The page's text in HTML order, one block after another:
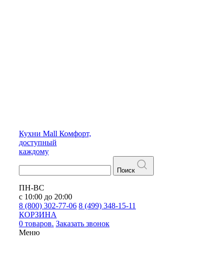
Кухни Mall Комфорт,
доступный
каждому
Поиск
ПН-ВС
с 10:00 до 20:00
8 (800) 302-77-06 8 (499) 348-15-11
КОРЗИНА
0 товаров. Заказать звонок
Меню